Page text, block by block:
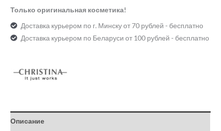
Только оригинальная косметика!
Доставка курьером по г. Минску от 70 рублей - бесплатно
Доставка курьером по Беларуси от 100 рублей - бесплатно
Описание